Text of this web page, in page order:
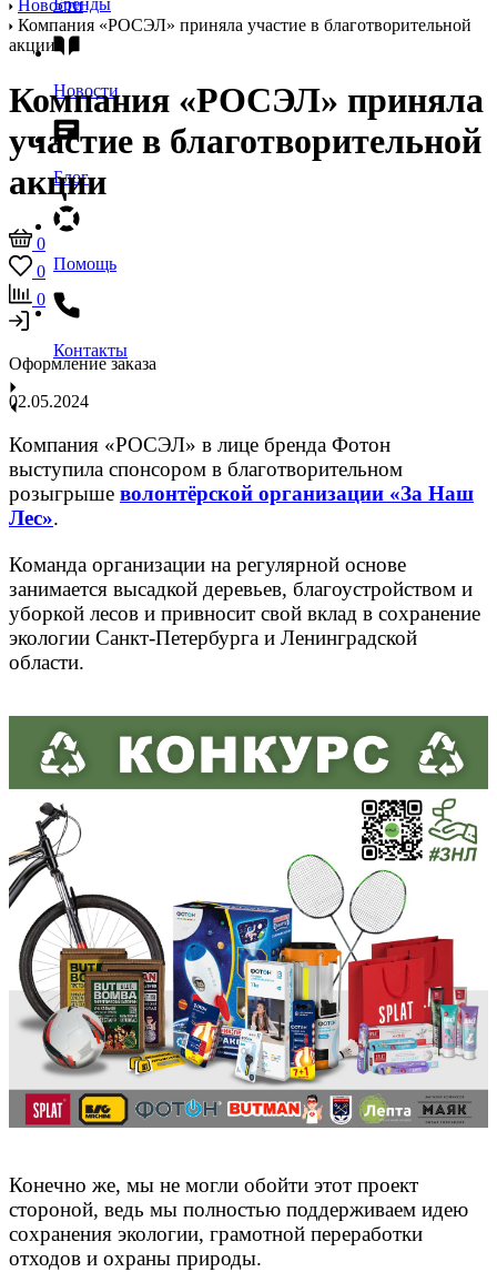
Бренды
Новости
Блог
Помощь
Контакты
Новости
Компания «РОСЭЛ» приняла участие в благотворительной
акции
Компания «РОСЭЛ» приняла
участие в благотворительной
акции
0
0
0
Оформление заказа
02.05.2024
Компания «РОСЭЛ» в лице бренда Фотон
выступила спонсором в благотворительном
розыгрыше волонтёрской организации «За Наш
Лес».
Команда организации на регулярной основе
занимается высадкой деревьев, благоустройством и
уборкой лесов и привносит свой вклад в сохранение
экологии Санкт-Петербурга и Ленинградской
области.
Конечно же, мы не могли обойти этот проект
стороной, ведь мы полностью поддерживаем идею
сохранения экологии, грамотной переработки
отходов и охраны природы.